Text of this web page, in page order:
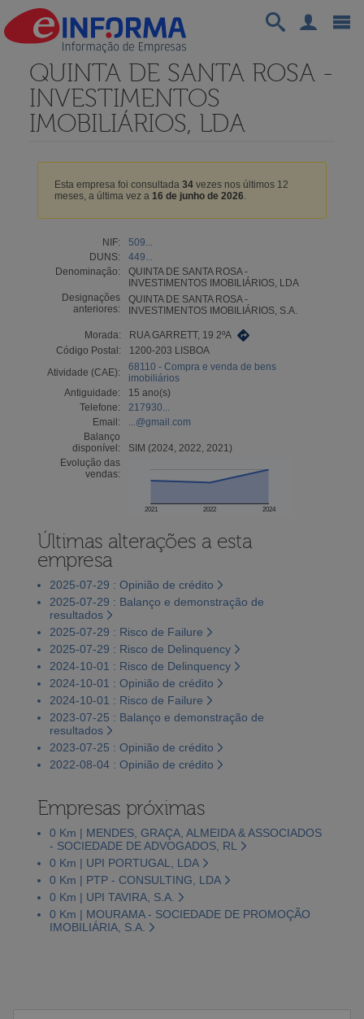
QUINTA DE SANTA ROSA -
INVESTIMENTOS
IMOBILIÁRIOS, LDA
Esta empresa foi consultada 34vezes nos últimos 12
meses, a última vez a 16 de junho de 2026.
NIF:
509...
DUNS:
449...
Denominação:
QUINTA DE SANTA ROSA -
INVESTIMENTOS IMOBILIÁRIOS, LDA
Designações
anteriores:
QUINTA DE SANTA ROSA -
INVESTIMENTOS IMOBILIÁRIOS, S.A.
Morada:
RUA GARRETT, 19 2ºA
Código Postal:
1200-203 LISBOA
Atividade (CAE):
68110 - Compra e venda de bens
imobiliários
Antiguidade:
15 ano(s)
Telefone:
217930...
Email:
...@gmail.com
Balanço
disponível:
SIM (2024, 2022, 2021)
Evolução das
vendas:
2021 2022 2024
Últimas alterações a esta
empresa
2025-07-29 : Opinião de crédito
2025-07-29 : Balanço e demonstração de
resultados
2025-07-29 : Risco de Failure
2025-07-29 : Risco de Delinquency
2024-10-01 : Risco de Delinquency
2024-10-01 : Opinião de crédito
2024-10-01 : Risco de Failure
2023-07-25 : Balanço e demonstração de
resultados
2023-07-25 : Opinião de crédito
2022-08-04 : Opinião de crédito
Empresas próximas
0 Km | MENDES, GRAÇA, ALMEIDA & ASSOCIADOS
- SOCIEDADE DE ADVOGADOS, RL
0 Km | UPI PORTUGAL, LDA
0 Km | PTP - CONSULTING, LDA
0 Km | UPI TAVIRA, S.A.
0 Km | MOURAMA - SOCIEDADE DE PROMOÇÃO
IMOBILIÁRIA, S.A.